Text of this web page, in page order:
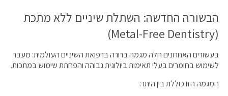
הבשורה החדשה: השתלת שיניים ללא מתכת
(Metal-Free Dentistry)
בעשורים האחרונים חלה מגמה ברורה ברפואת השיניים העולמית: מעבר
לשימוש בחומרים בעלי תאימות ביולוגית גבוהה והפחתת שימוש במתכות.
המגמה הזו כוללת בין היתר: